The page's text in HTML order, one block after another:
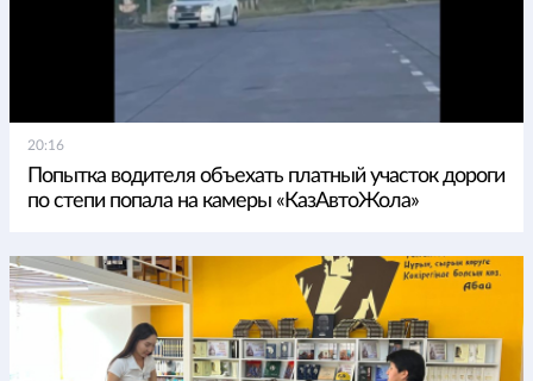
20:16
Попытка водителя объехать платный участок дороги
по степи попала на камеры «КазАвтоЖола»